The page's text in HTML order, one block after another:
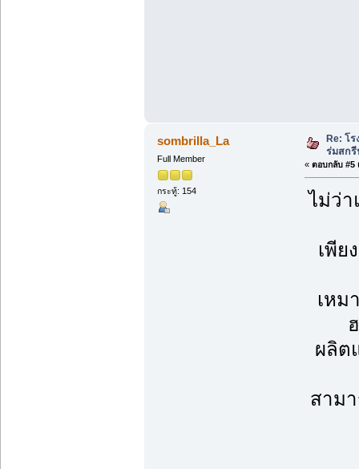
sombrilla_La
Full Member
กระทู้: 154
Re: โ
ร่มสกรี
« ตอบกลับ #5
ไม่ว่
เพีย
เหม
ผลิต
สาม